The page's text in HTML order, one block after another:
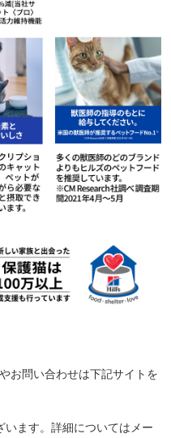
お問い合わせは下記サイトを
います。詳細についてはメー